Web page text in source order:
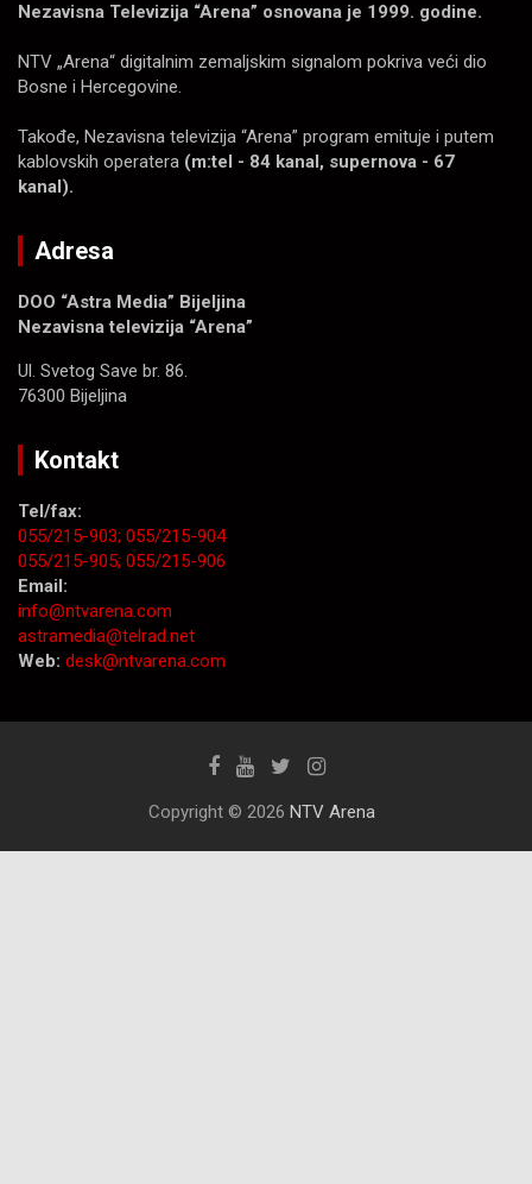
Nezavisna Televizija “Arena” osnovana je 1999. godine.
NTV „Arena“ digitalnim zemaljskim signalom pokriva veći dio
Bosne i Hercegovine.
Takođe, Nezavisna televizija “Arena” program emituje i putem
kablovskih operatera (m:tel - 84 kanal, supernova - 67
kanal).
Adresa
DOO “Astra Media” Bijeljina
Nezavisna televizija “Arena”
Ul. Svetog Save br. 86.
76300 Bijeljina
Kontakt
Tel/fax:
055/215-903; 055/215-904
055/215-905; 055/215-906
Email:
info@ntvarena.com
astramedia@telrad.net
Web: desk@ntvarena.com
Copyright © 2026 NTV Arena